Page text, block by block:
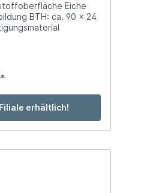
Eiche
BTH: ca. 90 x 24
erhältlich!